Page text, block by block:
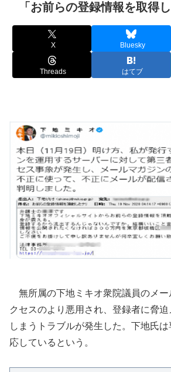
「お前らの登録情報を取得し
X Bluesky
Threads はてブ
無所属の下地ミキオ衆院議員のメー
クセスのより悪用され、登録者に脅
しまうトラブルが発生した。下地氏
応しているという。